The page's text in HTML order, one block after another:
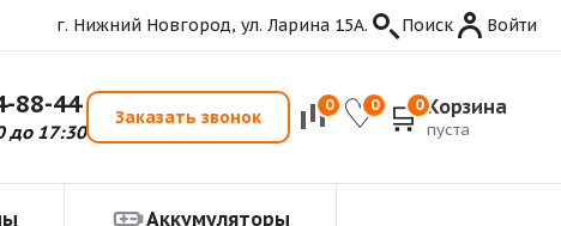
г. Нижний Новгород, ул. Ларина 15А. Поиск Войти
88-44
до 17:30
Заказать звонок
0 0 0 Корзина
пуста
Аккумуляторы